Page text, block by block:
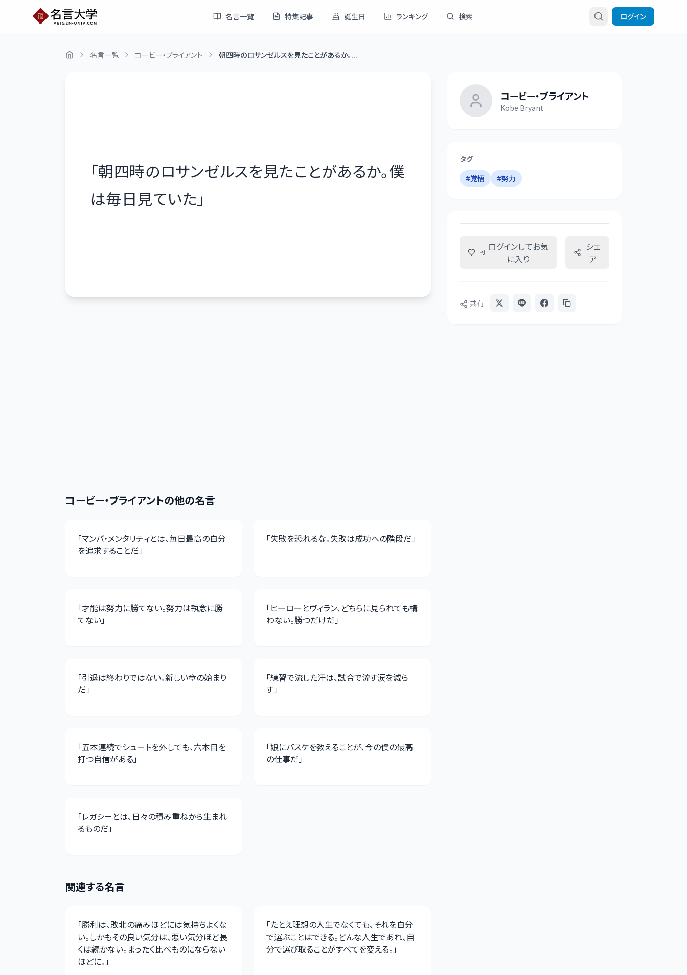
名言一覧 特集記事 誕生日 ランキング 検索 ログイン
名言一覧 コービー・ブライアント 朝四時のロサンゼルスを見たことがあるか。...
「朝四時のロサンゼルスを見たことがあるか。僕
は毎日見ていた 」
コービー・ブライアント
Kobe Bryant
タグ
#覚悟 #努力
ログインしてお気
に入り
シェ
ア
共有
コービー・ブライアントの他の名言
「マンバ・メンタリティとは、毎日最高の自分
を追求することだ」
「失敗を恐れるな。失敗は成功への階段だ」
「才能は努力に勝てない。努力は執念に勝
てない」
「ヒーローとヴィラン、どちらに見られても構
わない。勝つだけだ」
「引退は終わりではない。新しい章の始まり
だ」
「練習で流した汗は、試合で流す涙を減ら
す」
「五本連続でシュートを外しても、六本目を
打つ自信がある」
「娘にバスケを教えることが、今の僕の最高
の仕事だ」
「レガシーとは、日々の積み重ねから生まれ
るものだ」
関連する名言
「勝利は、敗北の痛みほどには気持ちよくな
い。しかもその良い気分は、悪い気分ほど長
くは続かない。まったく比べものにならない
ほどに。」
「たとえ理想の人生でなくても、それを自分
で選ぶことはできる。どんな人生であれ、自
分で選び取ることがすべてを変える。」